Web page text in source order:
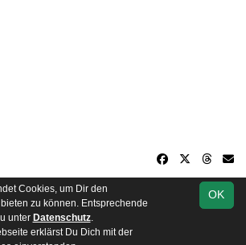
soccero.de
© 2006 - 2026
Kontakt Impressum
OK
Cookies, um Dir den
zu können. Entsprechende
unter Datenschutz.
erklärst Du Dich mit der